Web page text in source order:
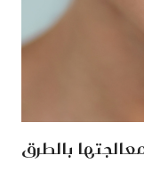
بالطرق